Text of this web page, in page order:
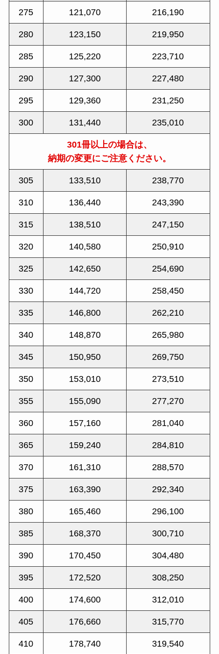
275 121,070 216,190
280 123,150 219,950
285 125,220 223,710
290 127,300 227,480
295 129,360 231,250
300 131,440 235,010
301冊以上の場合は、
納期の変更にご注意ください。
305 133,510 238,770
310 136,440 243,390
315 138,510 247,150
320 140,580 250,910
325 142,650 254,690
330 144,720 258,450
335 146,800 262,210
340 148,870 265,980
345 150,950 269,750
350 153,010 273,510
355 155,090 277,270
360 157,160 281,040
365 159,240 284,810
370 161,310 288,570
375 163,390 292,340
380 165,460 296,100
385 168,370 300,710
390 170,450 304,480
395 172,520 308,250
400 174,600 312,010
405 176,660 315,770
410 178,740 319,540